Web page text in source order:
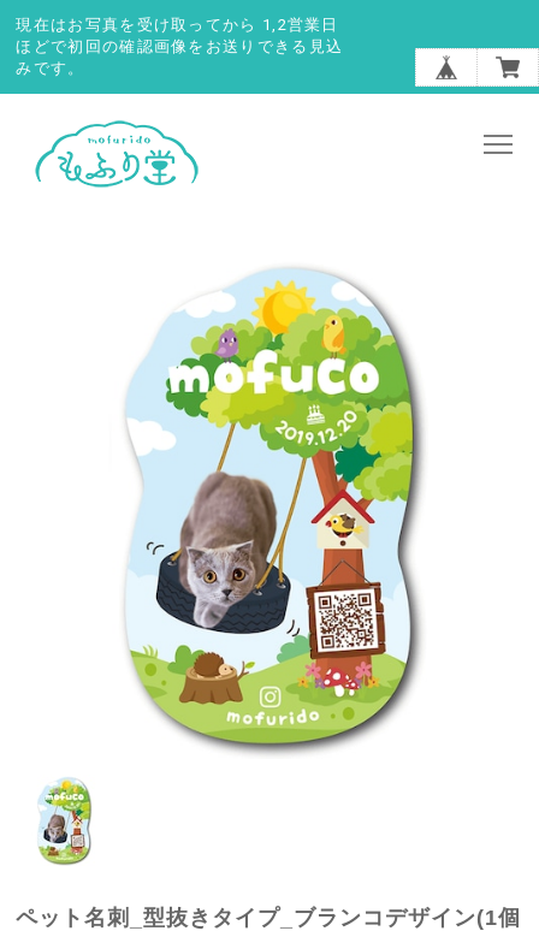
現在はお写真を受け取ってから 1,2営業日
ほどで初回の確認画像をお送りできる見込
みです。
ペット名刺_型抜きタイプ_ブランコデザイン(1個